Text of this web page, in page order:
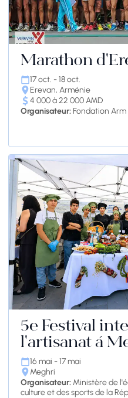
Marathon
17 oct. - 18 oct.
Erevan, Arménie
4 000 à 22 000 AMD
Organisateur:Fondation
5e Festival
l'artisanat à
16 mai - 17 mai
Meghri
Organisateur: Ministère de
culture et des sports de la